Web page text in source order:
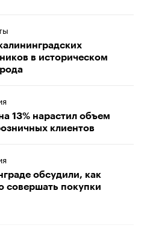
в историческом
13% нарастил объем
клиентов
обсудили, как
совершать покупки